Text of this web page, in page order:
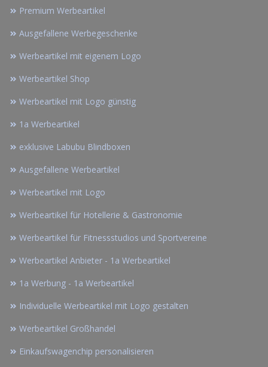
Premium Werbeartikel
Ausgefallene Werbegeschenke
Werbeartikel mit eigenem Logo
Werbeartikel Shop
Werbeartikel mit Logo günstig
1a Werbeartikel
exklusive Labubu Blindboxen
Ausgefallene Werbeartikel
Werbeartikel mit Logo
Werbeartikel für Hotellerie & Gastronomie
Werbeartikel für Fitnessstudios und Sportvereine
Werbeartikel Anbieter - 1a Werbeartikel
1a Werbung - 1a Werbeartikel
Individuelle Werbeartikel mit Logo gestalten
Werbeartikel Großhandel
Einkaufswagenchip personalisieren